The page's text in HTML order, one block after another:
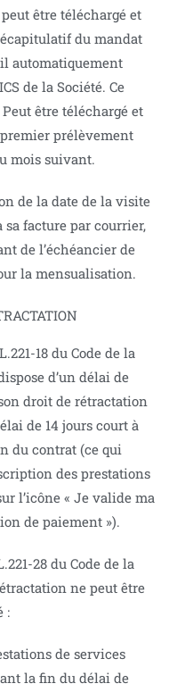
être téléchargé et
du mandat
automatiquement
de la Société. Ce
être téléchargé et
prélèvement
mois suivant.
de la date de la visite
facture par courrier,
de l’échéancier de
la mensualisation.
18 du Code de la
d’un délai de
droit de rétractation
de 14 jours court à
du contrat (ce qui
des prestations
l’icône « Je valide ma
de paiement »).
28 du Code de la
ne peut être
:
de services
la fin du délai de